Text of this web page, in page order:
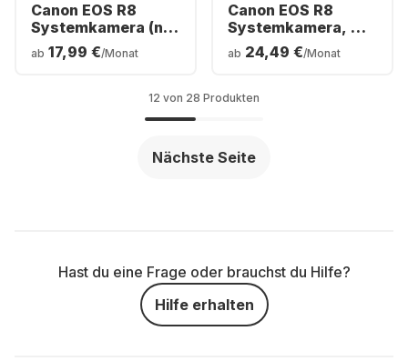
Canon EOS R8
Systemkamera (nur
Gehäuse)
ab 17,99 €/Monat
Canon EOS R8
Systemkamera, mit
Objektiv RF 24-
50mm f/4.5-6.3 IS
ab 24,49 €/Monat
12 von 28 Produkten
Nächste Seite
Hast du eine Frage oder brauchst du Hilfe?
Hilfe erhalten